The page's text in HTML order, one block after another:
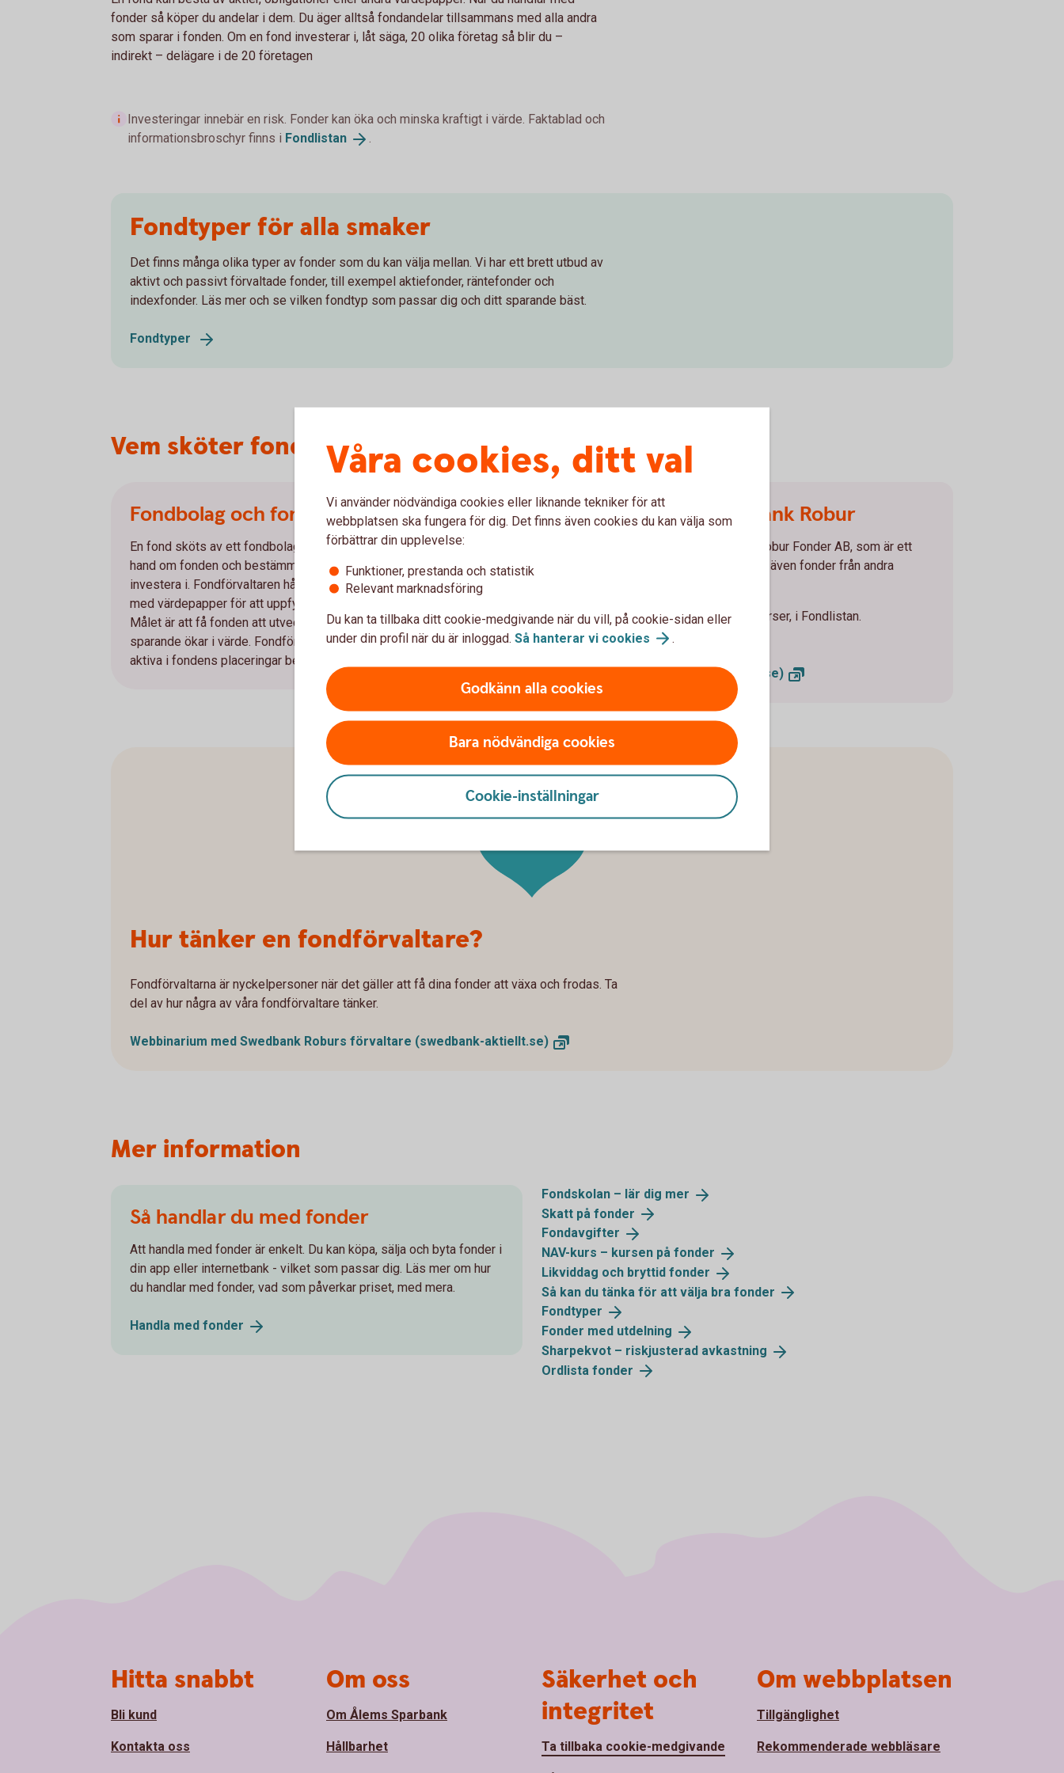
fonder så köper du andelar i dem. Du äger alltså fondandelar tillsammans med alla andra
som sparar i fonden. Om en fond investerar i, låt säga, 20 olika företag så blir du –
indirekt – delägare i de 20 företagen
Investeringar innebär en risk. Fonder kan öka och minska kraftigt i värde. Faktablad och
informationsbroschyr finns i Fondlistan .
Fondtyper för alla smaker
Det finns många olika typer av fonder som du kan välja mellan. Vi har ett brett utbud av
aktivt och passivt förvaltade fonder, till exempel aktiefonder, räntefonder och
indexfonder. Läs mer och se vilken fondtyp som passar dig och ditt sparande bäst.
Fondtyper
Vem sköter fonderna?
Fondbolag och fondförvaltare
En fond sköts av ett fondbolag där en, eller flera, fondförvaltare tar
hand om fonden och bestämmer vilka värdepapper som den ska
investera i. Fondförvaltaren håller koll på marknaden och handlar
med värdepapper för att uppfylla målen för avkastning och risk.
Målet är att få fonden att utvecklas så bra som möjligt, så att ditt
sparande ökar i värde. Fondförvaltare kan vara mer eller mindre
aktiva i fondens placeringar beroende på fondtyp.
Vårt fondbolag Swedbank Robur
Våra fonder förvaltas av Swedbank Robur Fonder AB, som är ett
dotterbolag till Swedbank. Vi erbjuder även fonder från andra
Du hittar alla fonderna, och aktuella kurser, i Fondlistan.
(swedbankrobur.se)
Hur tänker en fondförvaltare?
Fondförvaltarna är nyckelpersoner när det gäller att få dina fonder att växa och frodas. Ta
del av hur några av våra fondförvaltare tänker.
Webbinarium med Swedbank Roburs förvaltare (swedbank-aktiellt.se)
Tips!
Mer information
Så handlar du med fonder
Att handla med fonder är enkelt. Du kan köpa, sälja och byta fonder i
din app eller internetbank - vilket som passar dig. Läs mer om hur
du handlar med fonder, vad som påverkar priset, med mera.
Handla med fonder
Fondskolan – lär dig mer
Skatt på fonder
Fondavgifter
NAV-kurs – kursen på fonder
Likviddag och bryttid fonder
Så kan du tänka för att välja bra fonder
Fondtyper
Fonder med utdelning
Sharpekvot – riskjusterad avkastning
Ordlista fonder
Våra cookies, ditt val
Vi använder nödvändiga cookies eller liknande tekniker för att
webbplatsen ska fungera för dig. Det finns även cookies du kan välja som
förbättrar din upplevelse:
Funktioner, prestanda och statistik
Relevant marknadsföring
Du kan ta tillbaka ditt cookie-medgivande när du vill, på cookie-sidan eller
under din profil när du är inloggad. Så hanterar vi cookies .
Godkänn alla cookies
Bara nödvändiga cookies
Cookie-inställningar
Hitta snabbt
Bli kund
Kontakta oss
Om oss
Om Ålems Sparbank
Hållbarhet
Säkerhet och
integritet
Ta tillbaka cookie-medgivande
Om webbplatsen
Tillgänglighet
Rekommenderade webbläsare